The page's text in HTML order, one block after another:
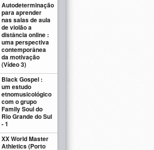
Autodeterminação
para aprender
nas salas de aula
de violão a
distância online :
uma perspectiva
contemporânea
da motivação
(Vídeo 3)
Black Gospel :
um estudo
etnomusicológico
com o grupo
Family Soul do
Rio Grande do Sul
- 1
XX World Master
Athletics (Porto